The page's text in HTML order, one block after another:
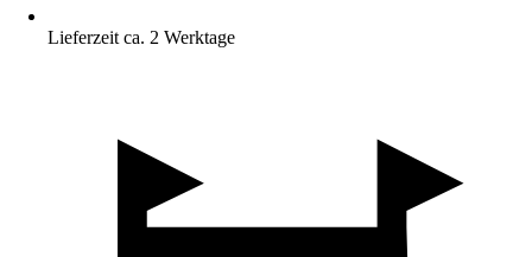
Lieferzeit ca. 2 Werktage